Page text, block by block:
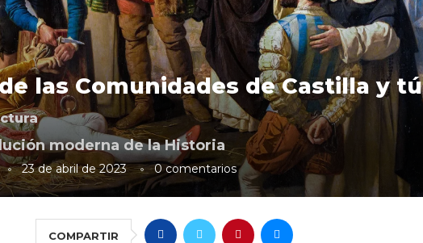
las Comunidades de Castilla y tú
moderna de la Historia
23 de abril de 2023 0 comentarios
COMPARTIR